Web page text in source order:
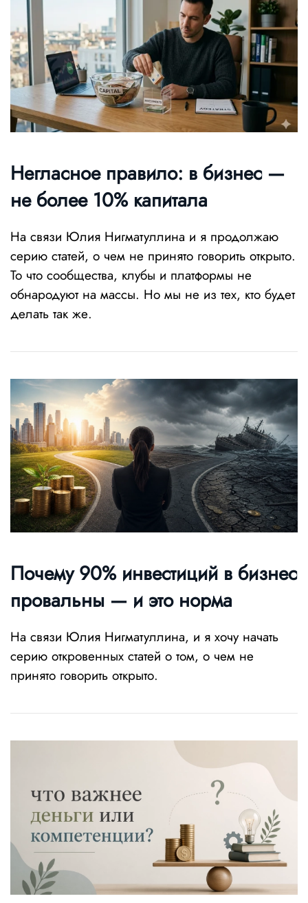
Негласное правило: в бизнес —
не более 10% капитала
На связи Юлия Нигматуллина и я продолжаю
серию статей, о чем не принято говорить открыто.
То что сообщества, клубы и платформы не
обнародуют на массы. Но мы не из тех, кто будет
делать так же.
Почему 90% инвестиций в бизнес
провальны — и это норма
На связи Юлия Нигматуллина, и я хочу начать
серию откровенных статей о том, о чем не
принято говорить открыто.